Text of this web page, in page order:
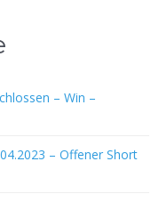
– Win –
– Offener Short